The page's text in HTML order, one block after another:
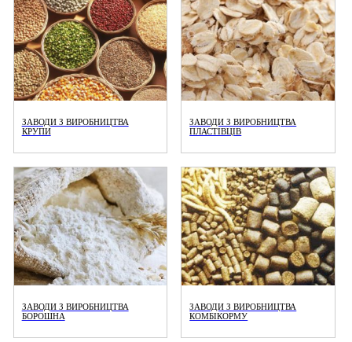
ЗАВОДИ З ВИРОБНИЦТВА
КРУПИ
ЗАВОДИ З ВИРОБНИЦТВА
ПЛАСТІВЦІВ
ЗАВОДИ З ВИРОБНИЦТВА
БОРОШНА
ЗАВОДИ З ВИРОБНИЦТВА
КОМБІКОРМУ